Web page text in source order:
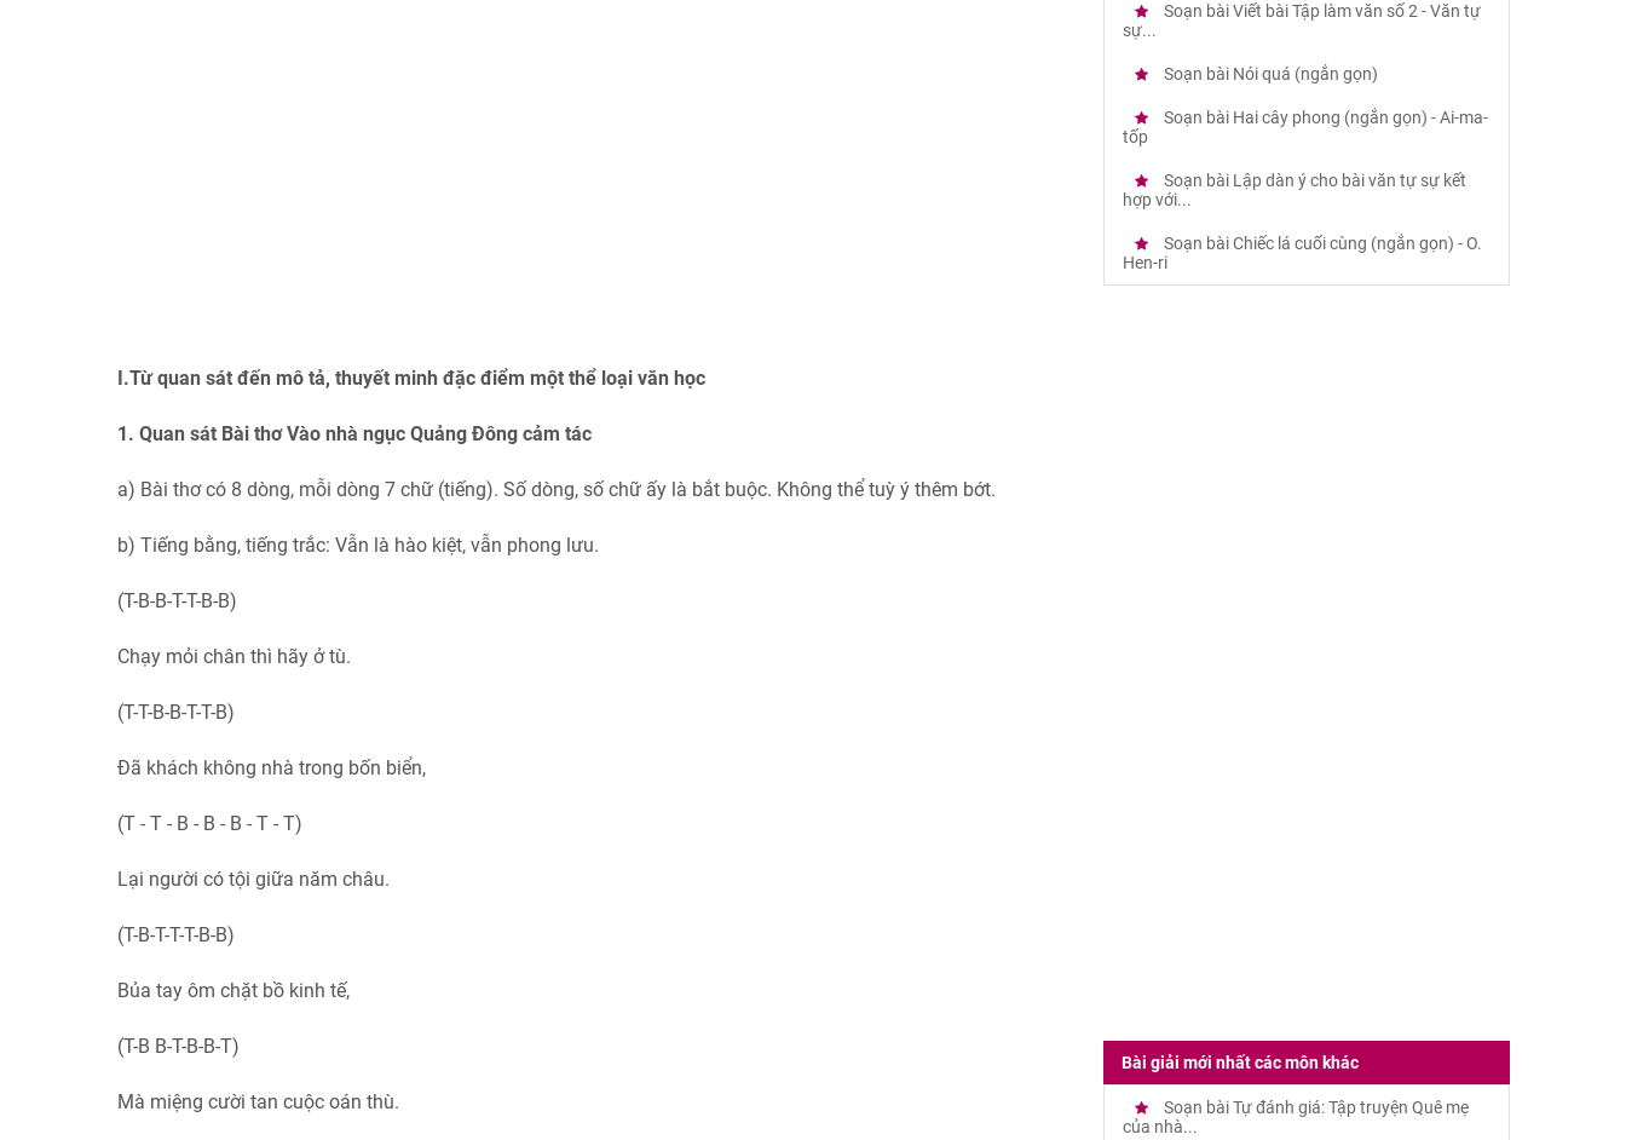
I.Từ quan sát đến mô tả, thuyết minh đặc điểm một thể loại văn học
1. Quan sát Bài thơ Vào nhà ngục Quảng Đông cảm tác
a) Bài thơ có 8 dòng, mỗi dòng 7 chữ (tiếng). Số dòng, số chữ ấy là bắt buộc. Không thể tuỳ ý thêm bớt.
b) Tiếng bằng, tiếng trắc: Vẫn là hào kiệt, vẫn phong lưu.
(T-B-B-T-T-B-B)
Chạy mỏi chân thì hãy ở tù.
(T-T-B-B-T-T-B)
Đã khách không nhà trong bốn biển,
(T - T - B - B - B - T - T)
Lại người có tội giữa năm châu.
(T-B-T-T-T-B-B)
Bủa tay ôm chặt bồ kinh tế,
(T-B B-T-B-B-T)
Mà miệng cười tan cuộc oán thù.
Soạn bài Viết bài Tập làm văn số 2 - Văn tự
sự...
Soạn bài Nói quá (ngắn gọn)
Soạn bài Hai cây phong (ngắn gọn) - Ai-ma-
tốp
Soạn bài Lập dàn ý cho bài văn tự sự kết
hợp với...
Soạn bài Chiếc lá cuối cùng (ngắn gọn) - O.
Hen-ri
Bài giải mới nhất các môn khác
Soạn bài Tự đánh giá: Tập truyện Quê mẹ
của nhà...